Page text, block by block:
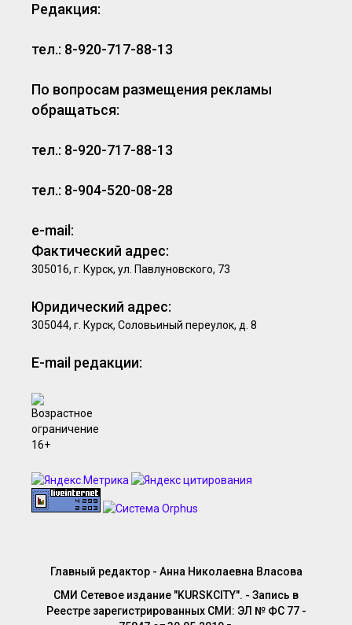
Редакция:
тел.: 8-920-717-88-13
По вопросам размещения рекламы
обращаться:
тел.: 8-920-717-88-13
тел.: 8-904-520-08-28
e-mail:
Фактический адрес:
305016, г. Курск, ул. Павлуновского, 73
Юридический адрес:
305044, г. Курск, Соловьиный переулок, д. 8
E-mail редакции:
Главный редактор - Анна Николаевна Власова
СМИ Сетевое издание "KURSKCITY". - Запись в
Реестре зарегистрированных СМИ: ЭЛ № ФС 77 -